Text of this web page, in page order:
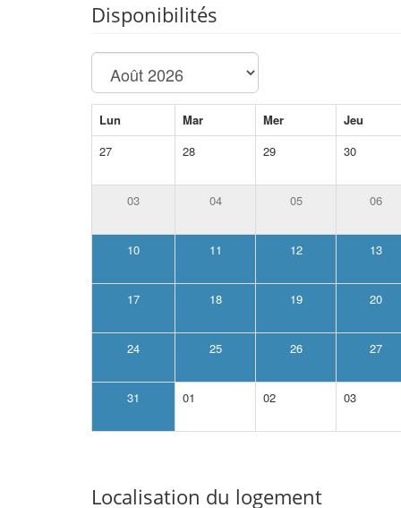
Disponibilités
Lun Mar Mer
Jeu
27
28 29 30
03 04 05 06
10 11 12 13
17 18 19 20
24 25 26 27
31 01 02 03
Localisation du logement